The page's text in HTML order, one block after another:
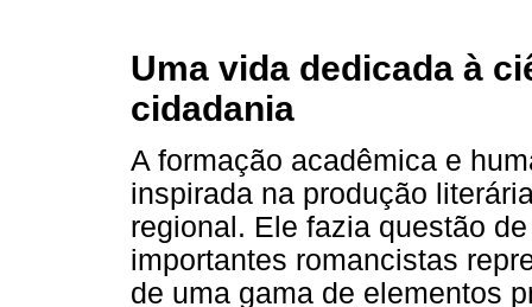
Uma vida dedicada à
cidadania
A formação acadêmica e
inspirada na produção
regional. Ele fazia questão
importantes romancistas
de uma gama de elementos